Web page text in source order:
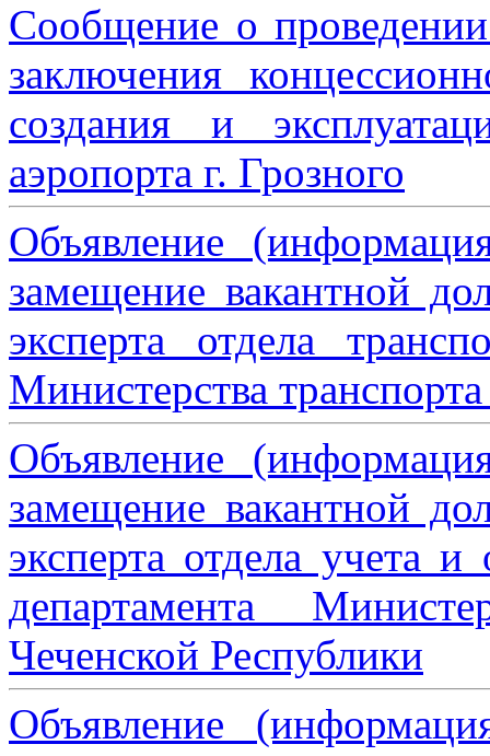
Сообщение о
заключения
создания и
аэропорта г. Грозного
Объявление
замещение вакантной
эксперта отдела
Министерства
Объявление
замещение вакантной
эксперта отдела учета и
департамента
Чеченской Республики
Объявление